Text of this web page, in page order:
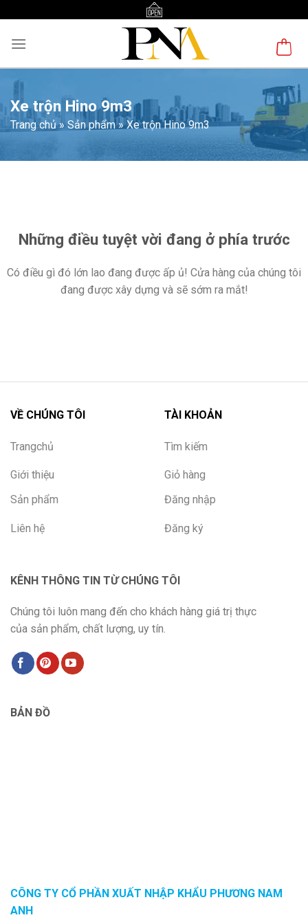
content
Xe trộn Hino 9m3
Trang chủ» Sản phẩm»Xe trộn Hino 9m3
dungNhững điều tuyệt vời đang ở phía trước
Có điều gì đó lớn lao đang được ấp ủ! Cửa hàng của chúng tôi
đang được xây dựng và sẽ sớm ra mắt!
VỀ CHÚNG TÔI
Trangchủ
Giới thiệu
Sản phẩm
Liên hệ
TÀI KHOẢN
Tìm kiếm
Giỏ hàng
Đăng nhập
Đăng ký
KÊNH THÔNG TIN TỪ CHÚNG TÔI
Chúng tôi luôn mang đến cho khách hàng giá trị thực
của sản phẩm, chất lượng, uy tín.
BẢN ĐỒ
CÔNG TY CỔ PHẦN XUẤT NHẬP KHẨU PHƯƠNG NAM
ANH